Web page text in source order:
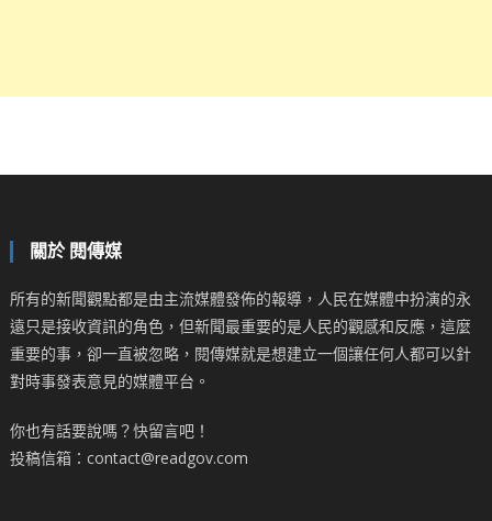
關於 閱傳媒
所有的新聞觀點都是由主流媒體發佈的報導，人民在媒體中扮演的永
遠只是接收資訊的角色，但新聞最重要的是人民的觀感和反應，這麼
重要的事，卻一直被忽略，閱傳媒就是想建立一個讓任何人都可以針
對時事發表意見的媒體平台。
你也有話要說嗎？快留言吧！
投稿信箱：contact@readgov.com